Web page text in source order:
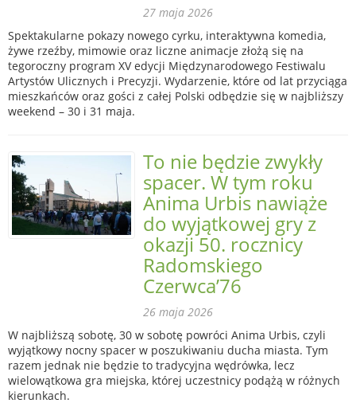
27 maja 2026
Spektakularne pokazy nowego cyrku, interaktywna komedia,
żywe rzeźby, mimowie oraz liczne animacje złożą się na
tegoroczny program XV edycji Międzynarodowego Festiwalu
Artystów Ulicznych i Precyzji. Wydarzenie, które od lat przyciąga
mieszkańców oraz gości z całej Polski odbędzie się w najbliższy
weekend – 30 i 31 maja.
To nie będzie zwykły
spacer. W tym roku
Anima Urbis nawiąże
do wyjątkowej gry z
okazji 50. rocznicy
Radomskiego
Czerwca’76
26 maja 2026
W najbliższą sobotę, 30 w sobotę powróci Anima Urbis, czyli
wyjątkowy nocny spacer w poszukiwaniu ducha miasta. Tym
razem jednak nie będzie to tradycyjna wędrówka, lecz
wielowątkowa gra miejska, której uczestnicy podążą w różnych
kierunkach.